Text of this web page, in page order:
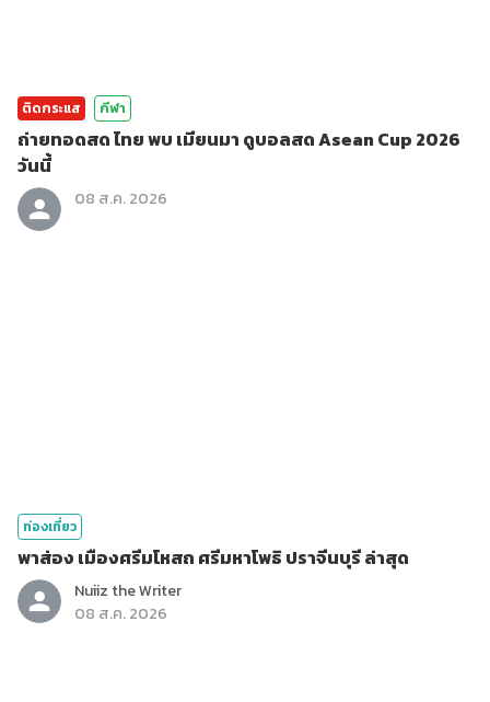
ติดกระแส กีฬา
ถ่ายทอดสด ไทย พบ เมียนมา ดูบอลสด Asean Cup 2026
วันนี้
08 ส.ค. 2026
ท่องเที่ยว
พาส่อง เมืองศรีมโหสถ ศรีมหาโพธิ ปราจีนบุรี ล่าสุด
Nuiiz ​the​ Writer​
08 ส.ค. 2026